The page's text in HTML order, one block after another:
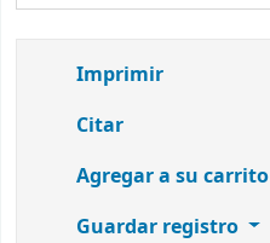
Imprimir
Citar
Agregar a su carrito
Guardar registro